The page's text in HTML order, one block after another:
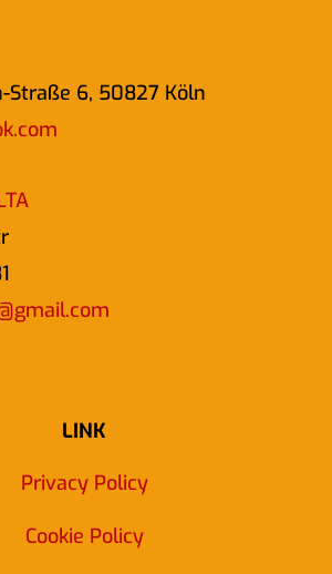
Straße 6, 50827 Köln
LINK
Privacy Policy
Cookie Policy